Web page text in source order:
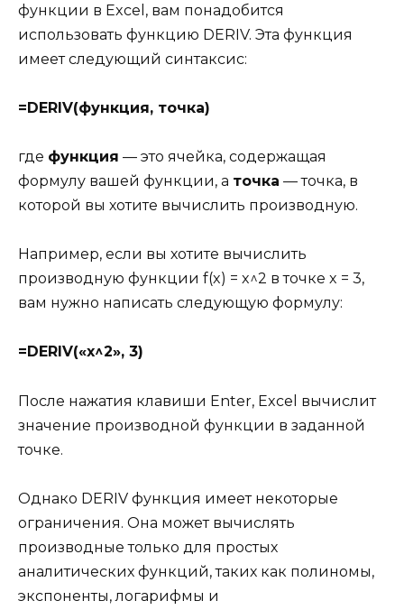
функции в Excel, вам понадобится
использовать функцию DERIV. Эта функция
имеет следующий синтаксис:
=DERIV(функция, точка)
где функция — это ячейка, содержащая
формулу вашей функции, а точка — точка, в
которой вы хотите вычислить производную.
Например, если вы хотите вычислить
производную функции f(x) = x^2 в точке x = 3,
вам нужно написать следующую формулу:
=DERIV(«x^2», 3)
После нажатия клавиши Enter, Excel вычислит
значение производной функции в заданной
точке.
Однако DERIV функция имеет некоторые
ограничения. Она может вычислять
производные только для простых
аналитических функций, таких как полиномы,
экспоненты, логарифмы и